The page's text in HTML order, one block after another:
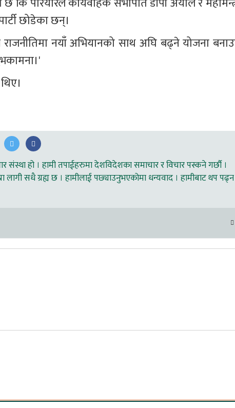
छोडेका छन्।
राजनीतिमा नयाँ अभियानको साथ अघि बढ्ने योजना
संस्था हो । हामी तपाईहरुमा देशविदेशका समाचार र विचार पस्कने गर्छौ ।
सधै ग्रह्य छ । हामीलाई पछ्याउनुभएकोमा धन्यवाद । हामीबाट थप पढ्न